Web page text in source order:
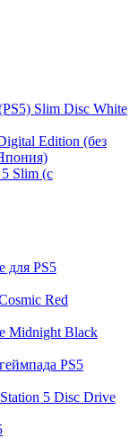
Slim Disc White
Edition (без
Slim (с
для PS5
Red
Midnight Black
PS5
5 Disc Drive